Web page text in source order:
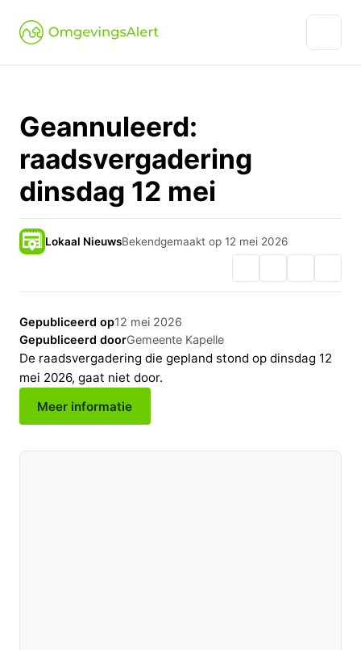
Geannuleerd:
raadsvergadering
dinsdag 12 mei
Lokaal NieuwsBekendgemaakt op 12 mei 2026
Gepubliceerd op12 mei 2026
Gepubliceerd doorGemeente Kapelle
De raadsvergadering die gepland stond op dinsdag 12
mei 2026, gaat niet door.
Meer informatie